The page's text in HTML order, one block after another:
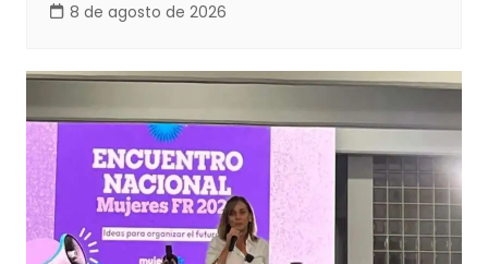
8 de agosto de 2026